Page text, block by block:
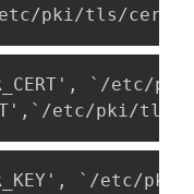
etc/pki/tls/
`/etc/
etc/pki/
`/etc/